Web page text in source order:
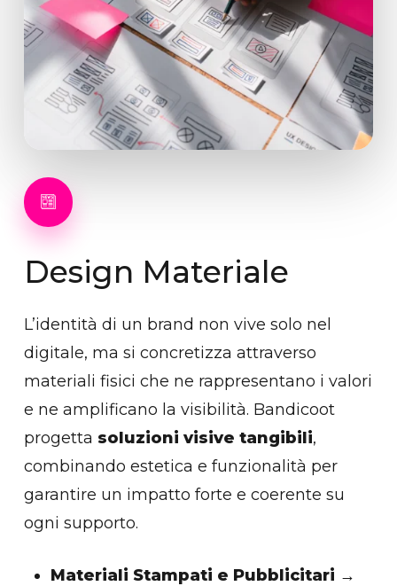
Design Materiale
L’identità di un brand non vive solo nel
digitale, ma si concretizza attraverso
materiali fisici che ne rappresentano i valori
e ne amplificano la visibilità. Bandicoot
progetta soluzioni visive tangibili,
combinando estetica e funzionalità per
garantire un impatto forte e coerente su
ogni supporto.
Materiali Stampati e Pubblicitari →